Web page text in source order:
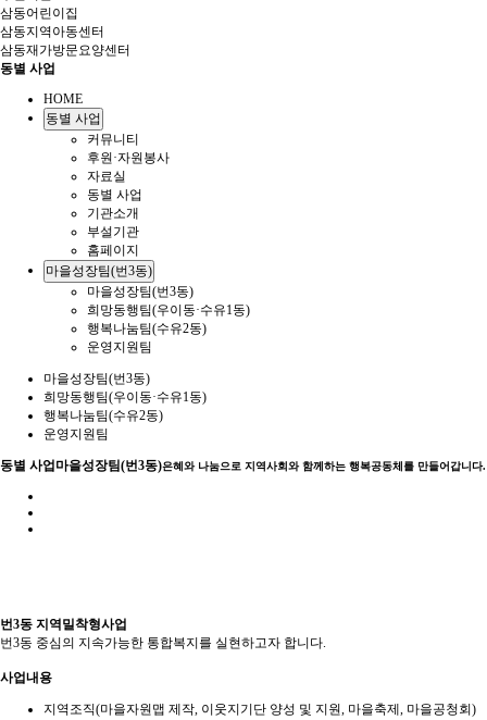
삼동어린이집
삼동지역아동센터
삼동재가방문요양센터
동별 사업
HOME
동별 사업
커뮤니티
후원·자원봉사
자료실
동별 사업
기관소개
부설기관
홈페이지
마을성장팀(번3동)
마을성장팀(번3동)
희망동행팀(우이동·수유1동)
행복나눔팀(수유2동)
운영지원팀
마을성장팀(번3동)
희망동행팀(우이동·수유1동)
행복나눔팀(수유2동)
운영지원팀
동별 사업 마을성장팀(번3동)은혜와 나눔으로 지역사회와 함께하는 행복공동체를 만들어갑니다.
번3동 지역밀착형사업
번3동 중심의 지속가능한 통합복지를 실현하고자 합니다.
사업내용
지역조직(마을자원맵 제작, 이웃지기단 양성 및 지원, 마을축제, 마을공청회)